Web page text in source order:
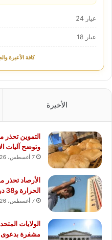
عيار 24
عيار 18
كافة الأعيرة
الأخيرة
التموين تحذر
وتوضح آليات
7 أغسطس، 2026
الأرصاد
الحرارة و38 درجة بالقاهرة
7 أغسطس، 2026
الولايات
مشفرة بدعوى